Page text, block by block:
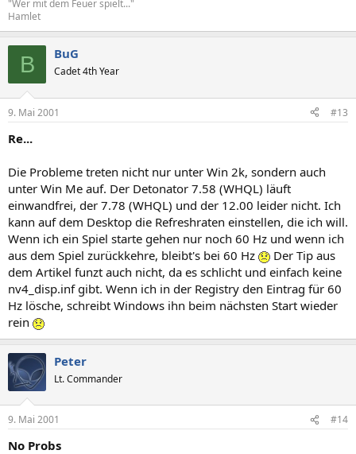
"Wer mit dem Feuer spielt..."
Hamlet
B BuG
Cadet 4th Year
9. Mai 2001 #13
Re...
Die Probleme treten nicht nur unter Win 2k, sondern auch
unter Win Me auf. Der Detonator 7.58 (WHQL) läuft
einwandfrei, der 7.78 (WHQL) und der 12.00 leider nicht. Ich
kann auf dem Desktop die Refreshraten einstellen, die ich will.
Wenn ich ein Spiel starte gehen nur noch 60 Hz und wenn ich
aus dem Spiel zurückkehre, bleibt's bei 60 Hz
Der Tip aus
dem Artikel funzt auch nicht, da es schlicht und einfach keine
nv4_disp.inf gibt. Wenn ich in der Registry den Eintrag für 60
Hz lösche, schreibt Windows ihn beim nächsten Start wieder
rein
Peter
Lt. Commander
9. Mai 2001 #14
No Probs